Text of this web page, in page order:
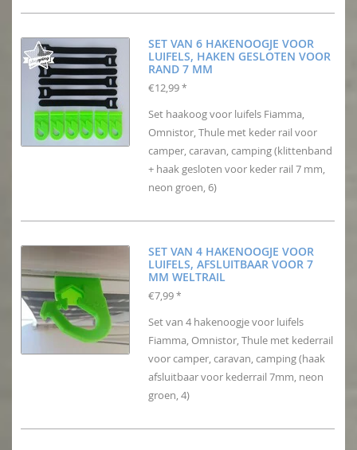
SET VAN 6 HAKENOOGJE VOOR
LUIFELS, HAKEN GESLOTEN VOOR
RAND 7 MM
€12,99 *
Set haakoog voor luifels Fiamma,
Omnistor, Thule met keder rail voor
camper, caravan, camping (klittenband
+ haak gesloten voor keder rail 7 mm,
neon groen, 6)
SET VAN 4 HAKENOOGJE VOOR
LUIFELS, AFSLUITBAAR VOOR 7
MM WELTRAIL
€7,99 *
Set van 4 hakenoogje voor luifels
Fiamma, Omnistor, Thule met kederrail
voor camper, caravan, camping (haak
afsluitbaar voor kederrail 7mm, neon
groen, 4)